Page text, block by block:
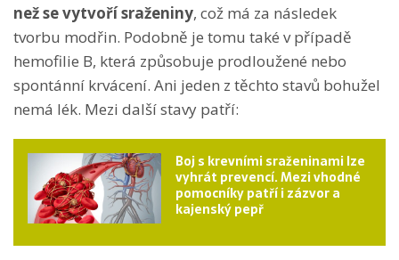
než se vytvoří sraženiny, což má za následek
tvorbu modřin. Podobně je tomu také v případě
hemofilie B, která způsobuje prodloužené nebo
spontánní krvácení. Ani jeden z těchto stavů bohužel
nemá lék. Mezi další stavy patří:
Boj s krevními sraženinami lze
vyhrát prevencí. Mezi vhodné
pomocníky patří i zázvor a
kajenský pepř